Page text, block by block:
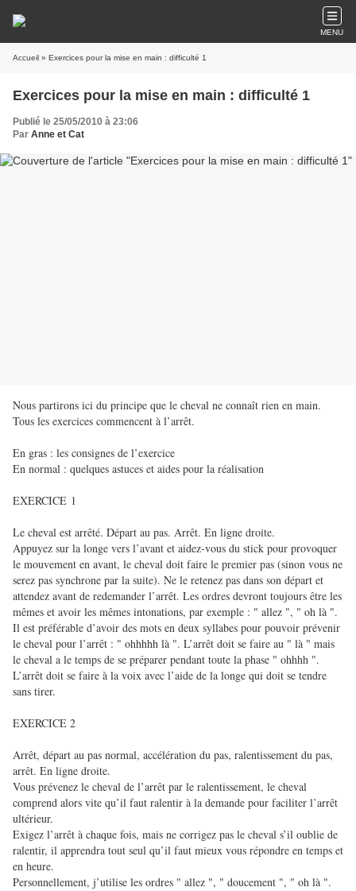
MENU
Accueil » Exercices pour la mise en main : difficulté 1
Exercices pour la mise en main : difficulté 1
Publié le 25/05/2010 à 23:06
Par Anne et Cat
Nous partirons ici du principe que le cheval ne connaît rien en main.
Tous les exercices commencent à l’arrêt.
En gras : les consignes de l’exercice
En normal : quelques astuces et aides pour la réalisation
EXERCICE 1
Le cheval est arrêté. Départ au pas. Arrêt. En ligne droite.
Appuyez sur la longe vers l’avant et aidez-vous du stick pour provoquer
le mouvement en avant, le cheval doit faire le premier pas (sinon vous ne
serez pas synchrone par la suite). Ne le retenez pas dans son départ et
attendez avant de redemander l’arrêt. Les ordres devront toujours être les
mêmes et avoir les mêmes intonations, par exemple : " allez ", " oh là ".
Il est préférable d’avoir des mots en deux syllabes pour pouvoir prévenir
le cheval pour l’arrêt : " ohhhhh là ". L’arrêt doit se faire au " là " mais
le cheval a le temps de se préparer pendant toute la phase " ohhhh ".
L’arrêt doit se faire à la voix avec l’aide de la longe qui doit se tendre
sans tirer.
EXERCICE 2
Arrêt, départ au pas normal, accélération du pas, ralentissement du pas,
arrêt. En ligne droite.
Vous prévenez le cheval de l’arrêt par le ralentissement, le cheval
comprend alors vite qu’il faut ralentir à la demande pour faciliter l’arrêt
ultérieur.
Exigez l’arrêt à chaque fois, mais ne corrigez pas le cheval s’il oublie de
ralentir, il apprendra tout seul qu’il faut mieux vous répondre en temps et
en heure.
Personnellement, j’utilise les ordres " allez ", " doucement ", " oh là ".